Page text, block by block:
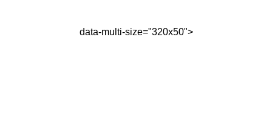
data-multi-size="320x50">